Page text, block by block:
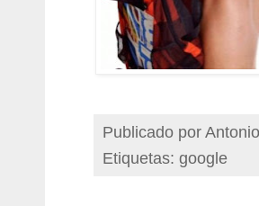
Publicado por
Etiquetas: google